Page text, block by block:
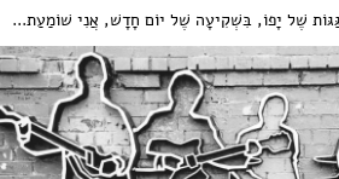
שֶׁל יָפוֹ, בִּשְׁקִיעָה שֶׁל יוֹם חָדָשׁ, אֲנִי שׁוֹמַעַת...